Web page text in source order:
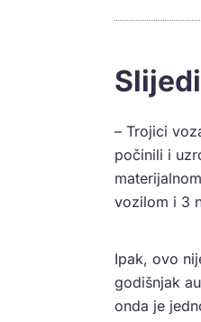
– Trojici
počinili i
vozilom i 3
Ipak, ovo
godišnjak
onda je